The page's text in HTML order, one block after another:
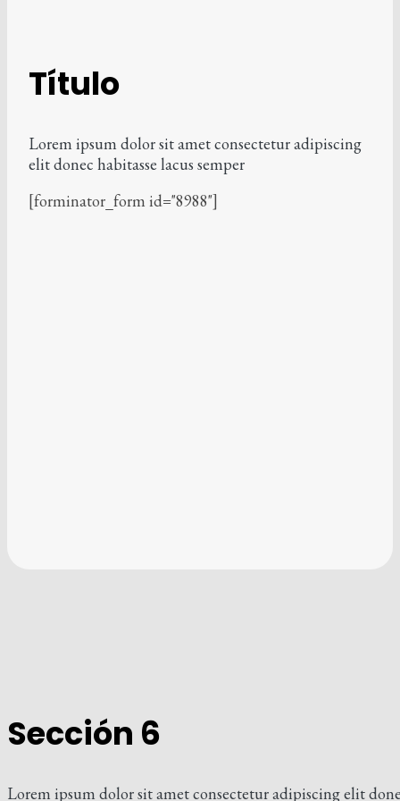
Título
Lorem ipsum dolor sit amet consectetur adipiscing
elit donec habitasse lacus semper
[forminator_form id="8988"]
Sección 6
Lorem ipsum dolor sit amet consectetur adipiscing elit